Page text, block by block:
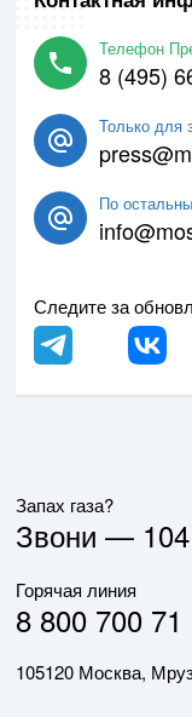
Телефон
8 (495)
Только для
По
Следите за
Запах газа?
Звони — 104
Горячая линия
8 800 700 71
105120 Москва,